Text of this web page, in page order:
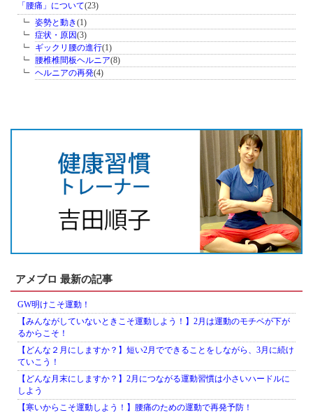
「腰痛」について(23)
姿勢と動き(1)
症状・原因(3)
ギックリ腰の進行(1)
腰椎椎間板ヘルニア(8)
ヘルニアの再発(4)
アメブロ 最新の記事
GW明けこそ運動！
【みんながしていないときこそ運動しよう！】2月は運動のモチベが下が
るからこそ！
【どんな２月にしますか？】短い2月でできることをしながら、3月に続け
ていこう！
【どんな月末にしますか？】2月につながる運動習慣は小さいハードルに
しよう
【寒いからこそ運動しよう！】腰痛のための運動で再発予防！